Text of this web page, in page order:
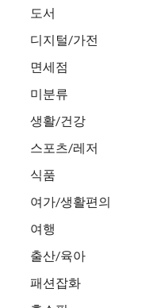
도서
디지털/가전
면세점
미분류
생활/건강
스포츠/레저
식품
여가/생활편의
여행
출산/육아
패션잡화